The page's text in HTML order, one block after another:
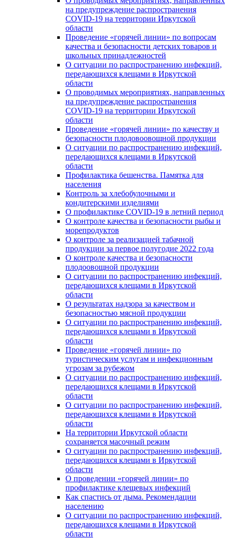
на предупреждение распространения
COVID-19 на территории Иркутской
области
Проведение «горячей линии» по вопросам
качества и безопасности детских товаров и
школьных принадлежностей
О ситуации по распространению инфекций,
передающихся клещами в Иркутской
области
О проводимых мероприятиях, направленных
на предупреждение распространения
COVID-19 на территории Иркутской
области
Проведение «горячей линии» по качеству и
безопасности плодовоовощной продукции
О ситуации по распространению инфекций,
передающихся клещами в Иркутской
области
Профилактика бешенства. Памятка для
населения
Контроль за хлебобулочными и
кондитерскими изделиями
О профилактике COVID-19 в летний период
О контроле качества и безопасности рыбы и
морепродуктов
О контроле за реализацией табачной
продукции за первое полугодие 2022 года
О контроле качества и безопасности
плодоовощной продукции
О ситуации по распространению инфекций,
передающихся клещами в Иркутской
области
О результатах надзора за качеством и
безопасностью мясной продукции
О ситуации по распространению инфекций,
передающихся клещами в Иркутской
области
Проведение «горячей линии» по
туристическим услугам и инфекционным
угрозам за рубежом
О ситуации по распространению инфекций,
передающихся клещами в Иркутской
области
О ситуации по распространению инфекций,
передающихся клещами в Иркутской
области
На территории Иркутской области
сохраняется масочный режим
О ситуации по распространению инфекций,
передающихся клещами в Иркутской
области
О проведении «горячей линии» по
профилактике клещевых инфекций
Как спастись от дыма. Рекомендации
населению
О ситуации по распространению инфекций,
передающихся клещами в Иркутской
области